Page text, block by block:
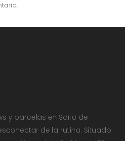
y parcelas en Soria de
de la rutina. Situado